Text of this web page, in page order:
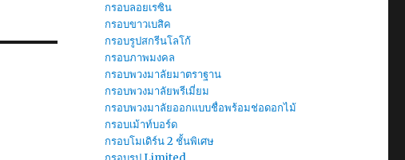
กรอบลอยเรซิน
กรอบขาวเบสิค
กรอบรูปสกรีนโลโก้
กรอบภาพมงคล
กรอบพวงมาลัยมาตราฐาน
กรอบพวงมาลัยพรีเมี่ยม
กรอบพวงมาลัยออกแบบชื่อพร้อมช่อดอกไม้
กรอบเม้าท์บอร์ด
กรอบโมเดิร์น 2 ชั้นพิเศษ